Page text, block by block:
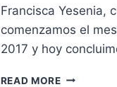
Francisca Yesenia,
comenzamos el
2017 y hoy
READ MORE